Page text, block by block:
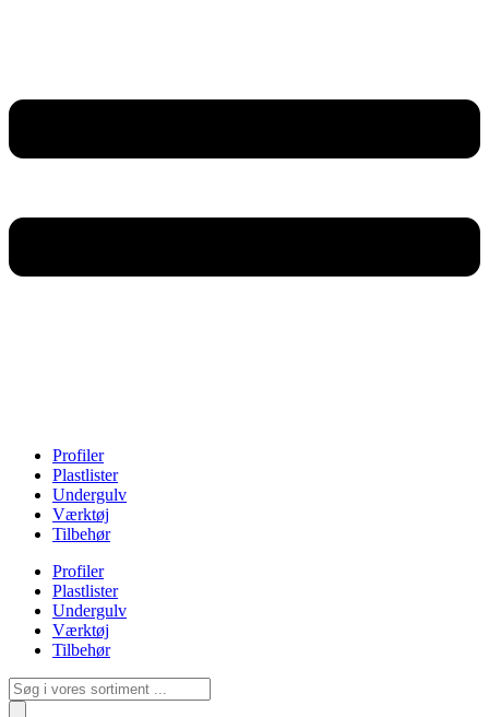
Profiler
Plastlister
Undergulv
Værktøj
Tilbehør
Profiler
Plastlister
Undergulv
Værktøj
Tilbehør
Search
...